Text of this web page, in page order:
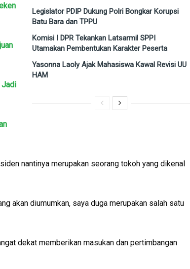
Legislator PDIP Dukung Polri Bongkar Korupsi
Batu Bara dan TPPU
Komisi I DPR Tekankan Latsarmil SPPI
Utamakan Pembentukan Karakter Peserta
Yasonna Laoly Ajak Mahasiswa Kawal Revisi UU
HAM
Jadi
nantinya merupakan seorang tokoh yang dikenal
akan diumumkan, saya duga merupakan salah satu
dekat memberikan masukan dan pertimbangan